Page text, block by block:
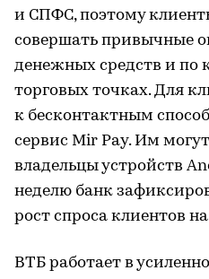
и СПФС, поэтому
совершать привычные
денежных средств и по
торговых точках. Для
к бесконтактным
сервис Mir Pay. Им
владельцы устройств
неделю банк
рост спроса клиентов
ВТБ работает в